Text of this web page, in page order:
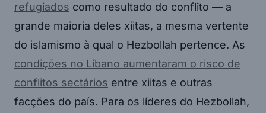
refugiados como resultado do conflito — a
grande maioria deles xiitas, a mesma vertente
do islamismo à qual o Hezbollah pertence. As
condições no Líbano aumentaram o risco de
conflitos sectários entre xiitas e outras
facções do país. Para os líderes do Hezbollah,